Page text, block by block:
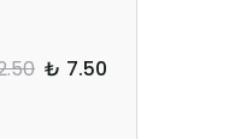
₺ 7.50